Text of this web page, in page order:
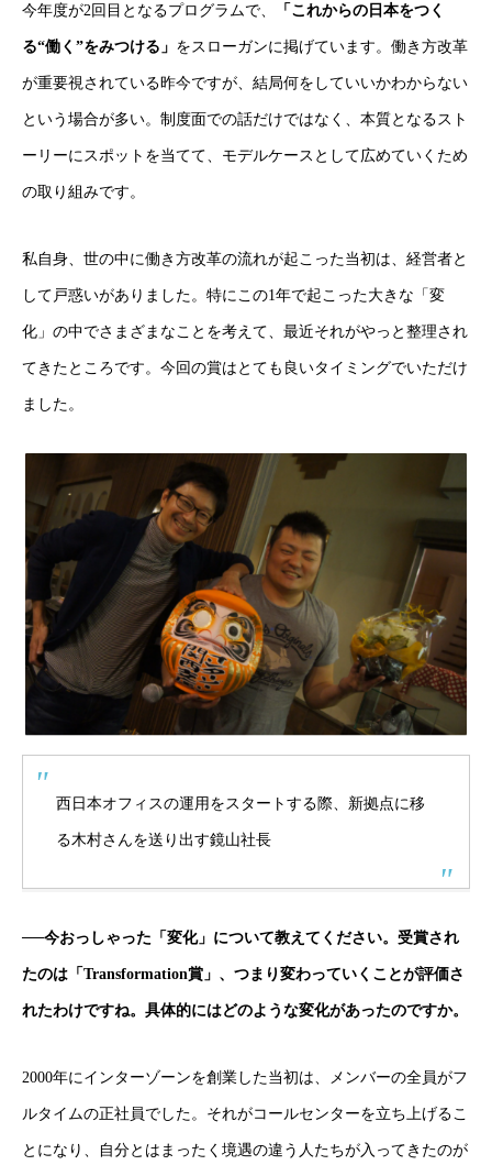
今年度が2回目となるプログラムで、 「これからの日本をつく
る“働く”をみつける」 をスローガンに掲げています。働き方改革
が重要視されている昨今ですが、結局何をしていいかわからない
という場合が多い。制度面での話だけではなく、本質となるスト
ーリーにスポットを当てて、モデルケースとして広めていくため
の取り組みです。
私自身、世の中に働き方改革の流れが起こった当初は、経営者と
して戸惑いがありました。特にこの1年で起こった大きな「変
化」の中でさまざまなことを考えて、最近それがやっと整理され
てきたところです。今回の賞はとても良いタイミングでいただけ
ました。
西日本オフィスの運用をスタートする際、新拠点に移
る木村さんを送り出す鏡山社長
──今おっしゃった「変化」について教えてください。受賞され
たのは「Transformation賞」、つまり変わっていくことが評価さ
れたわけですね。具体的にはどのような変化があったのですか。
2000年にインターゾーンを創業した当初は、メンバーの全員がフ
ルタイムの正社員でした。それがコールセンターを立ち上げるこ
とになり、自分とはまったく境遇の違う人たちが入ってきたのが